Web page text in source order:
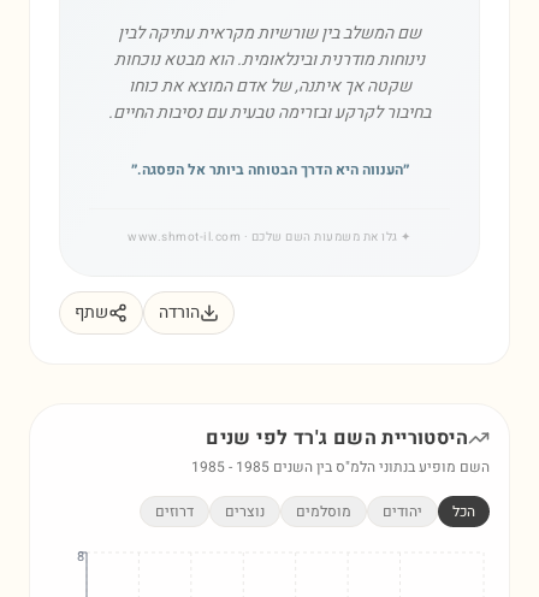
שם המשלב בין שורשיות מקראית עתיקה לבין
נינוחות מודרנית ובינלאומית. הוא מבטא נוכחות
שקטה אך איתנה, של אדם המוצא את כוחו
בחיבור לקרקע ובזרימה טבעית עם נסיבות החיים.
״הענווה היא הדרך הבטוחה ביותר אל הפסגה.״
✦ גלו את משמעות השם שלכם · www.shmot-il.com
הורדה שתף
היסטוריית השם ג'רד לפי שנים
השם מופיע בנתוני הלמ"ס בין השנים 1985- 1985
הכל יהודים מוסלמים נוצרים דרוזים
8